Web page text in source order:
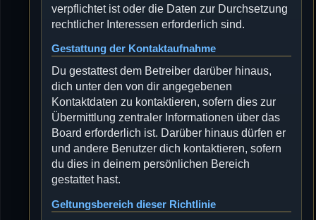
verpflichtet ist oder die Daten zur Durchsetzung
rechtlicher Interessen erforderlich sind.
Gestattung der Kontaktaufnahme
Du gestattest dem Betreiber darüber hinaus,
dich unter den von dir angegebenen
Kontaktdaten zu kontaktieren, sofern dies zur
Übermittlung zentraler Informationen über das
Board erforderlich ist. Darüber hinaus dürfen er
und andere Benutzer dich kontaktieren, sofern
du dies in deinem persönlichen Bereich
gestattet hast.
Geltungsbereich dieser Richtlinie